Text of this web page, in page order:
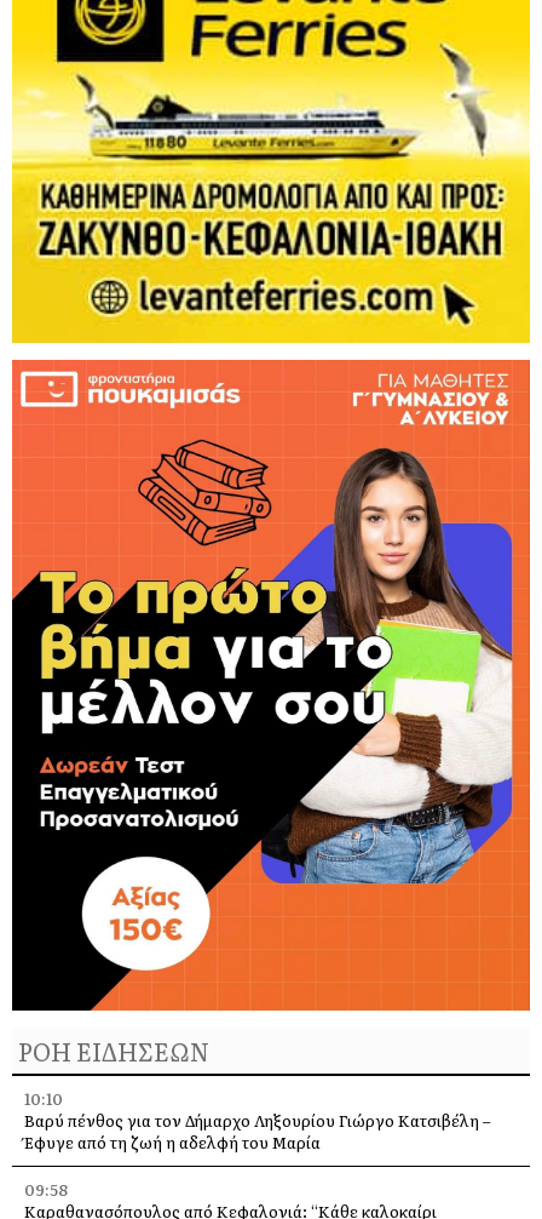
ΡΟΗ ΕΙΔΗΣΕΩΝ
10:10
Βαρύ πένθος για τον Δήμαρχο Ληξουρίου Γιώργο Κατσιβέλη –
Έφυγε από τη ζωή η αδελφή του Μαρία
09:58
Καραθανασόπουλος από Κεφαλονιά: “Κάθε καλοκαίρι